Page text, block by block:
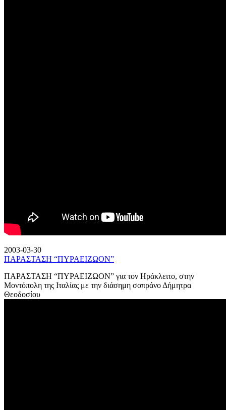
2003-03-30
ΠΑΡΑΣΤΑΣΗ “ΠΥΡΑΕΙΖΩΟΝ”
ΠΑΡΑΣΤΑΣΗ “ΠΥΡΑΕΙΖΩΟΝ” για τον Ηράκλειτο, στην
Μοντόπολη της Ιταλίας με την διάσημη σοπράνο Δήμητρα
Θεοδοσίου